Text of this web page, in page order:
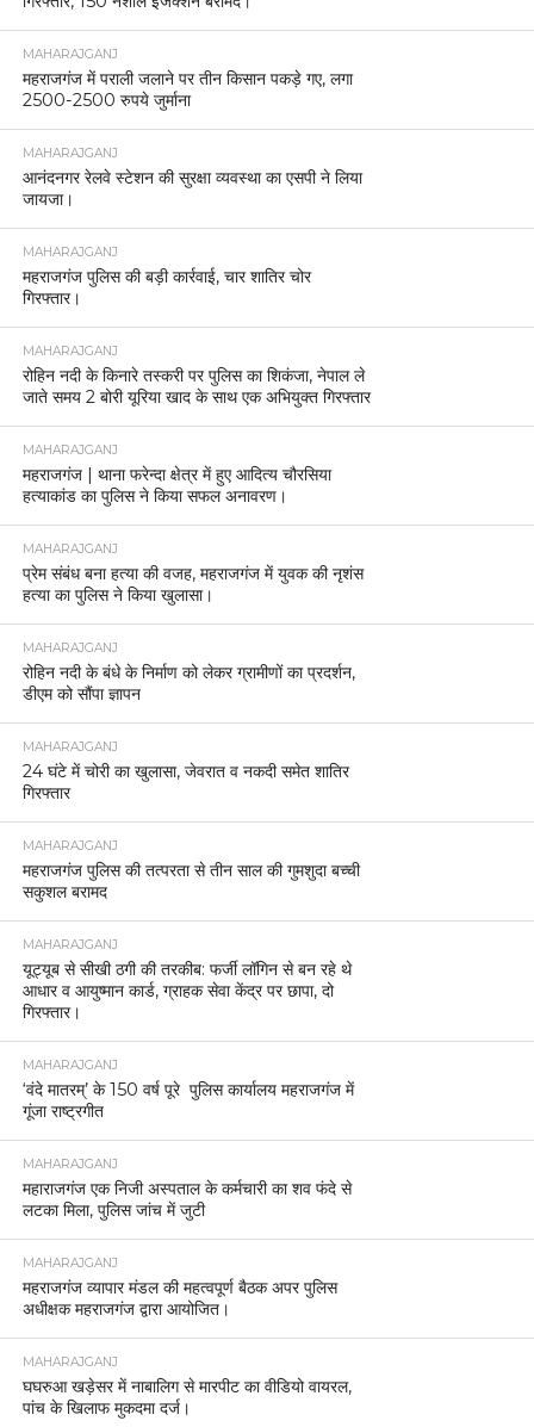
महराजगंज पुलिस ने कच्ची शराब के खिलाफ बड़ी कार्रवाई,
10 कुन्तल लहन नष्ट।
MAHARAJGANJ
महराजगंज पुलिस ने साइबर ठगी करने वाले गिरोह का किया
खुलासा।
MAHARAJGANJ
घुघली पुलिस ने नाबालिग लड़की को भगाने के मामले में एक
आरोपी दबोचा
MAHARAJGANJ
चेकिंग में खुला बाइक चोर गिरोह, तीन शातिर गिरफ्तार, तीन
चोरी की मोटरसाइकिलें बरामद
MAHARAJGANJ
किसान दिवस पर किसानों की समस्याओं को प्राथमिकता से
निपटाने के निर्देश।
MAHARAJGANJ
महराजगंज: साइबर टीम की त्वरित कार्रवाई, पीड़ित को
8,000 रुपये वापस।
MAHARAJGANJ
पराली न जलाने को लेकर महराजगंज पुलिस का विशेष
जागरूकता अभियान, किसानों से गांव-गांव जाकर किया
संवाद।
सड़क सुरक्षा माह 2026 के तहत महराजगंज में कोहरा और
ओवर स्पीडिंग पर सख्त अभियान।
एसएसबी और पुलिस की संयुक्त कार्रवाई, स्विफ्ट डिजायर से
38 पैकेट चरस जब्त।
महराजगंज में एसपी ने नगर चौकी इंचार्ज को किया निलंबित,
आपराधिक गतिविधियों पर लापरवाही का आरोप
MAHARAJGANJ
मकर संक्रांति पर्व के दृष्टिगत अपर पुलिस अधीक्षक द्वारा गुरु
गोरक्षनाथ मंदिर व पार्किंग स्थल का निरीक्षण।
MAHARAJGANJ
महराजगंज में बिना पासपोर्ट और वीज़ा के भारत में प्रवेश कर
रही चीनी महिला गिरफ्तार
MAHARAJGANJ
महराजगंज पुलिस ने चोरी की मोटरसाइकिल बरामद की, एक
बाल अपचारी पुलिस संरक्षण में
MAHARAJGANJ
महराजगंज में सभी थानों पर आयोजित हुआ थाना समाधान
दिवस, 61 में से 10 मामलों का मौके पर निस्तारण
MAHARAJGANJ